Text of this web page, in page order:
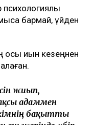
бәрін өзім
жеткізгім
аяқта» деген
бас тартып
тағы бір
Эльза